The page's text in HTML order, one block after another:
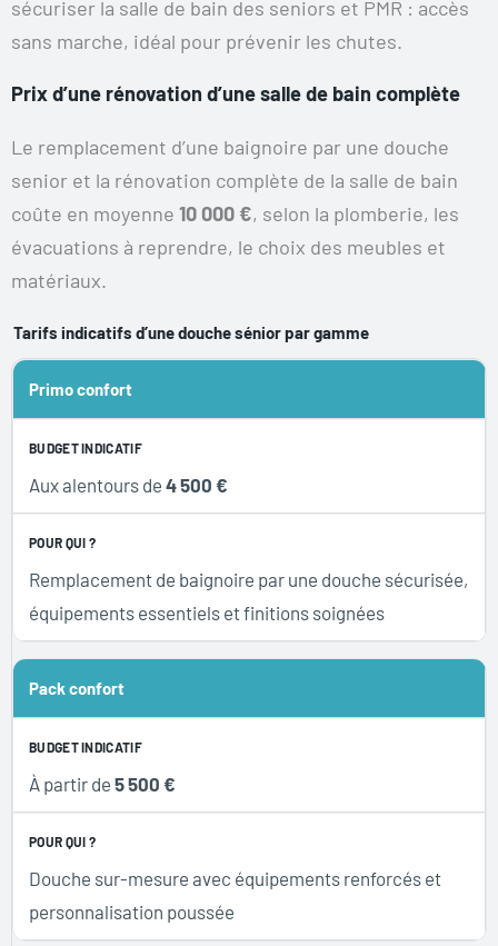
sécuriser la salle de bain des seniors et PMR : accès
sans marche, idéal pour prévenir les chutes.
Prix d’une rénovation d’une salle de bain complète
Le remplacement d’une baignoire par une douche
senior et la rénovation complète de la salle de bain
coûte en moyenne 10 000 €, selon la plomberie, les
évacuations à reprendre, le choix des meubles et
matériaux.
Tarifs indicatifs d’une douche sénior par gamme
Gamme Budget indicatif
Primo confort
Aux alentours de 4 500 €
Remplacement de baignoire par une douche sécurisée,
équipements essentiels et finitions soignées
Pack confort
À partir de 5 500 €
Douche sur-mesure avec équipements renforcés et
personnalisation poussée